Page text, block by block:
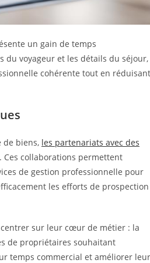
un gain de temps
du voyageur et les détails du séjour,
cohérente tout en réduisant
de biens, les partenariats avec des
collaborations permettent
de gestion professionnelle pour
les efforts de prospection
sur leur cœur de métier : la
de propriétaires souhaitant
temps commercial et améliorer leur